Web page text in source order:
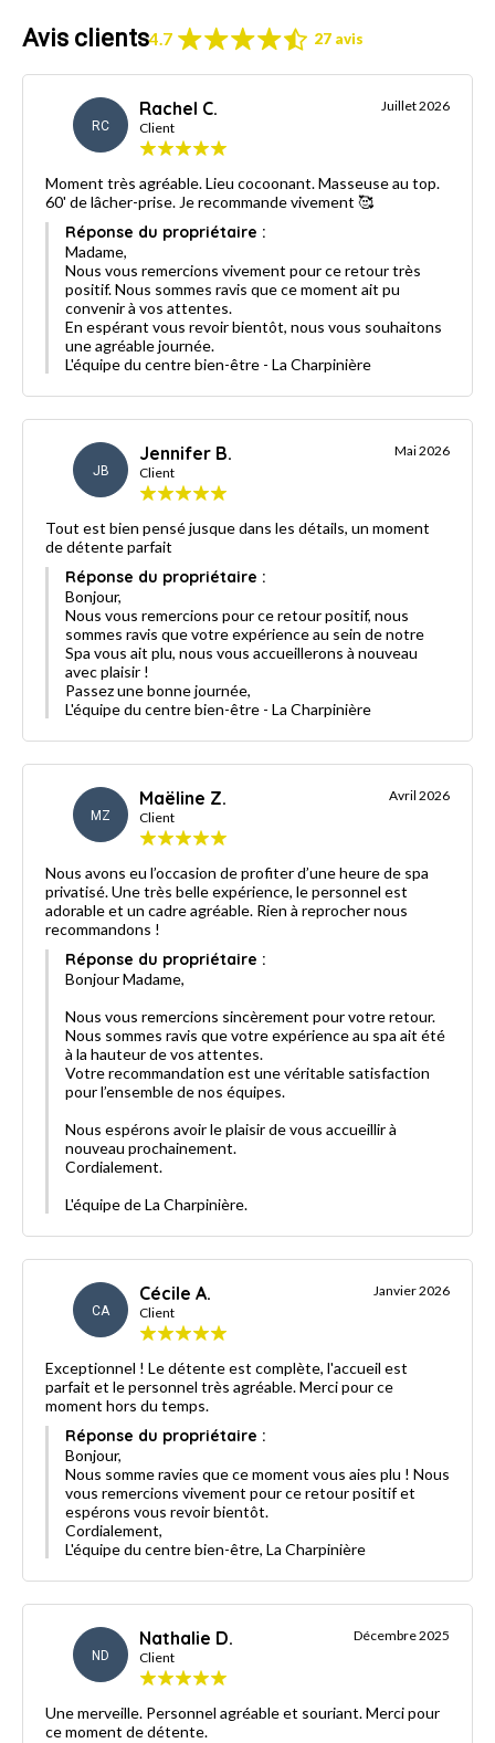
Avis clients4.7 27 avis
RC
Rachel C.
Client
Juillet 2026
Moment très agréable. Lieu cocoonant. Masseuse au top.
60' de lâcher-prise. Je recommande vivement 🥰
Réponse du propriétaire :
Madame,
Nous vous remercions vivement pour ce retour très
positif. Nous sommes ravis que ce moment ait pu
convenir à vos attentes.
En espérant vous revoir bientôt, nous vous souhaitons
une agréable journée.
L'équipe du centre bien-être - La Charpinière
JB
Jennifer B.
Client
Mai 2026
Tout est bien pensé jusque dans les détails, un moment
de détente parfait
Réponse du propriétaire :
Bonjour,
Nous vous remercions pour ce retour positif, nous
sommes ravis que votre expérience au sein de notre
Spa vous ait plu, nous vous accueillerons à nouveau
avec plaisir !
Passez une bonne journée,
L'équipe du centre bien-être - La Charpinière
MZ
Maëline Z.
Client
Avril 2026
Nous avons eu l’occasion de profiter d’une heure de spa
privatisé. Une très belle expérience, le personnel est
adorable et un cadre agréable. Rien à reprocher nous
recommandons !
Réponse du propriétaire :
Bonjour Madame,
Nous vous remercions sincèrement pour votre retour.
Nous sommes ravis que votre expérience au spa ait été
à la hauteur de vos attentes.
Votre recommandation est une véritable satisfaction
pour l’ensemble de nos équipes.
Nous espérons avoir le plaisir de vous accueillir à
nouveau prochainement.
Cordialement.
L'équipe de La Charpinière.
CA
Cécile A.
Client
Janvier 2026
Exceptionnel ! Le détente est complète, l'accueil est
parfait et le personnel très agréable. Merci pour ce
moment hors du temps.
Réponse du propriétaire :
Bonjour,
Nous somme ravies que ce moment vous aies plu ! Nous
vous remercions vivement pour ce retour positif et
espérons vous revoir bientôt.
Cordialement,
L'équipe du centre bien-être, La Charpinière
ND
Nathalie D.
Client
Décembre 2025
Une merveille. Personnel agréable et souriant. Merci pour
ce moment de détente.